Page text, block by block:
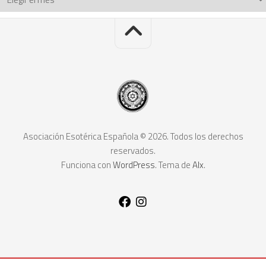
Asociación Esotérica Española © 2026. Todos los derechos
reservados.
Funciona conWordPress. Tema deAlx.